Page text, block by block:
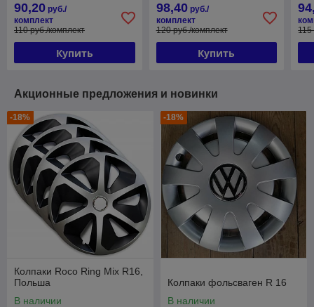
90,20 руб./
комплект
110 руб./комплект
Купить
98,40руб./
комплект
120 руб./комплект
Купить
115
Акционные предложения и новинки
-18%
Колпаки Roco Ring Mix R16,
Польша
В наличии
-18%
Колпаки фольсваген R 16
В наличии